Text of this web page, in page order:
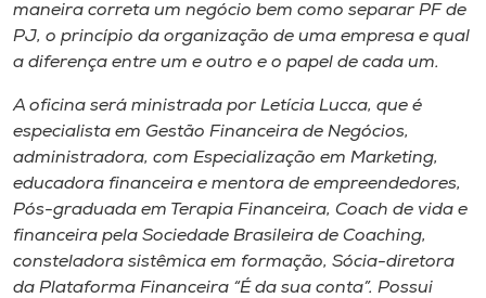
maneira correta um negócio bem como separar PF de
PJ, o princípio da organização de uma empresa e qual
a diferença entre um e outro e o papel de cada um.
A oficina será ministrada por Letícia Lucca, que é
especialista em Gestão Financeira de Negócios,
administradora, com Especialização em Marketing,
educadora financeira e mentora de empreendedores,
Pós-graduada em Terapia Financeira, Coach de vida e
financeira pela Sociedade Brasileira de Coaching,
consteladora sistêmica em formação, Sócia-diretora
da Plataforma Financeira “É da sua conta”. Possui